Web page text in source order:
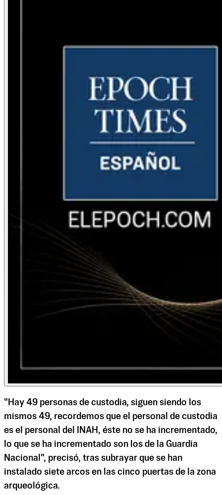
"Hay 49 personas de custodia, siguen siendo los
mismos 49, recordemos que el personal de custodia
es el personal del INAH, éste no se ha incrementado,
lo que se ha incrementado son los de la Guardia
Nacional", precisó, tras subrayar que se han
instalado siete arcos en las cinco puertas de la zona
arqueológica.